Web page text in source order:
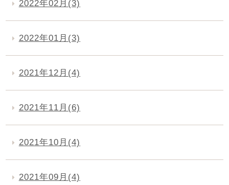
2022年02月(3)
2022年01月(3)
2021年12月(4)
2021年11月(6)
2021年10月(4)
2021年09月(4)